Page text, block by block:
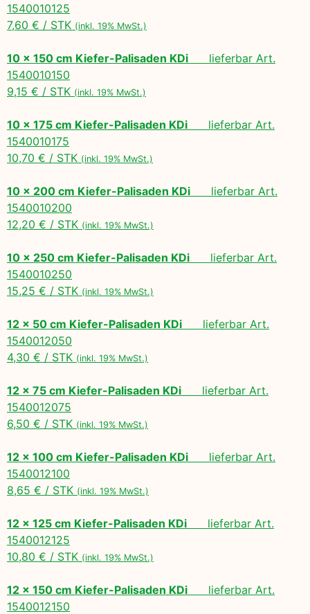
1540010125
7,60 € / STK (inkl. 19% MwSt.)
10 x 150 cm Kiefer-Palisaden KDi lieferbar Art.
1540010150
9,15 € / STK (inkl. 19% MwSt.)
10 x 175 cm Kiefer-Palisaden KDi lieferbar Art.
1540010175
10,70 € / STK (inkl. 19% MwSt.)
10 x 200 cm Kiefer-Palisaden KDi lieferbar Art.
1540010200
12,20 € / STK (inkl. 19% MwSt.)
10 x 250 cm Kiefer-Palisaden KDi lieferbar Art.
1540010250
15,25 € / STK (inkl. 19% MwSt.)
12 x 50 cm Kiefer-Palisaden KDi lieferbar Art.
1540012050
4,30 € / STK (inkl. 19% MwSt.)
12 x 75 cm Kiefer-Palisaden KDi lieferbar Art.
1540012075
6,50 € / STK (inkl. 19% MwSt.)
12 x 100 cm Kiefer-Palisaden KDi lieferbar Art.
1540012100
8,65 € / STK (inkl. 19% MwSt.)
12 x 125 cm Kiefer-Palisaden KDi lieferbar Art.
1540012125
10,80 € / STK (inkl. 19% MwSt.)
12 x 150 cm Kiefer-Palisaden KDi lieferbar Art.
1540012150